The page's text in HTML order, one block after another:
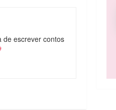
de escrever contos